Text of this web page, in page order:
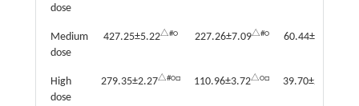
dose
Medium
dose
427.25±5.22△#○ 227.26±7.09△#○ 60.44±4.09
High
dose
279.35±2.27△#○□ 110.96±3.72△○□ 39.70±2.64